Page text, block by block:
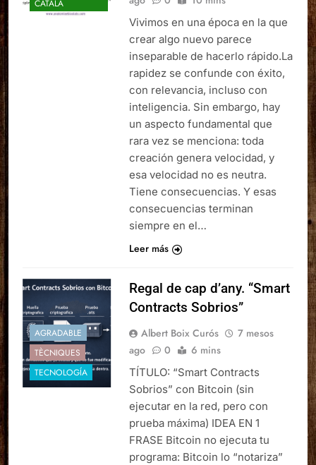
CATALÀ
Vivimos en una época en la que
crear algo nuevo parece
inseparable de hacerlo rápido.La
rapidez se confunde con éxito,
con relevancia, incluso con
inteligencia. Sin embargo, hay
un aspecto fundamental que
rara vez se menciona: toda
creación genera velocidad, y
esa velocidad no es neutra.
Tiene consecuencias. Y esas
consecuencias terminan
siempre en el…
Leer más
AGRADABLE
TÈCNIQUES
TECNOLOGÍA
Regal de cap d’any. “Smart
Contracts Sobrios”
Albert Boix Curós
7 mesos
ago
0 6 mins
TÍTULO: “Smart Contracts
Sobrios” con Bitcoin (sin
ejecutar en la red, pero con
prueba máxima) IDEA EN 1
FRASE Bitcoin no ejecuta tu
programa: Bitcoin lo “notariza”